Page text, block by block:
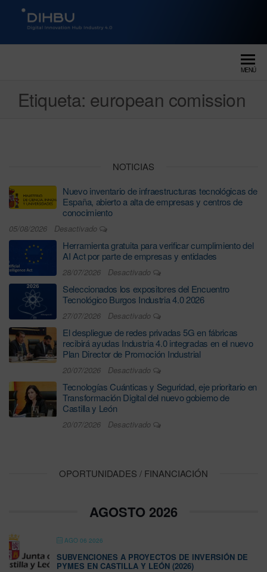
DIGITAL INNOVATION HUB
MENÚ
Etiqueta: european comission
NOTICIAS
Nuevo inventario de infraestructuras tecnológicas de
España, abierto a alta de empresas y centros de
conocimiento
05/08/2026 Desactivado
Herramienta gratuita para verificar cumplimiento del
AI Act por parte de empresas y entidades
28/07/2026 Desactivado
Seleccionados los expositores del Encuentro
Tecnológico Burgos Industria 4.0 2026
27/07/2026 Desactivado
El despliegue de redes privadas 5G en fábricas
recibirá ayudas Industria 4.0 integradas en el nuevo
Plan Director de Promoción Industrial
20/07/2026 Desactivado
Tecnologías Cuánticas y Seguridad, eje prioritario en
Transformación Digital del nuevo gobierno de
Castilla y León
20/07/2026 Desactivado
OPORTUNIDADES / FINANCIACIÓN
AGOSTO 2026
AGO 06 2026
SUBVENCIONES A PROYECTOS DE INVERSIÓN DE
PYMES EN CASTILLA Y LEÓN (2026)